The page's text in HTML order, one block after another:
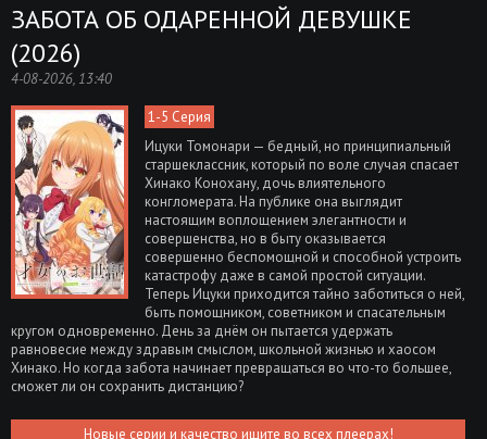
ЗАБОТА ОБ ОДАРЕННОЙ ДЕВУШКЕ
(2026)
4-08-2026, 13:40
1-5 Серия
Ицуки Томонари — бедный, но принципиальный
старшеклассник, который по воле случая спасает
Хинако Конохану, дочь влиятельного
конгломерата. На публике она выглядит
настоящим воплощением элегантности и
совершенства, но в быту оказывается
совершенно беспомощной и способной устроить
катастрофу даже в самой простой ситуации.
Теперь Ицуки приходится тайно заботиться о ней,
быть помощником, советником и спасательным
кругом одновременно. День за днём он пытается удержать
равновесие между здравым смыслом, школьной жизнью и хаосом
Хинако. Но когда забота начинает превращаться во что-то большее,
сможет ли он сохранить дистанцию?
Новые серии и качество ищите во всех плеерах!